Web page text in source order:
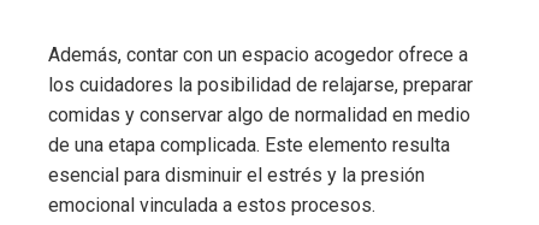
Además, contar con un espacio acogedor ofrece a
los cuidadores la posibilidad de relajarse, preparar
comidas y conservar algo de normalidad en medio
de una etapa complicada. Este elemento resulta
esencial para disminuir el estrés y la presión
emocional vinculada a estos procesos.